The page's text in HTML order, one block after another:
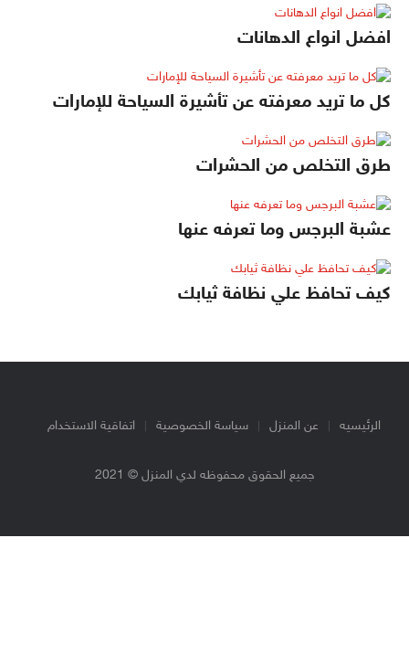
افضل انواع الدهانات
كل ما تريد معرفته عن تأشيرة السياحة للإمارات
طرق التخلص من الحشرات
عشبة البرجس وما تعرفه عنها
كيف تحافظ علي نظافة ثيابك
الرئيسيه عن المنزل سياسة الخصوصية اتفاقية الاستخدام
جميع الحقوق محفوظه لدي المنزل © 2021